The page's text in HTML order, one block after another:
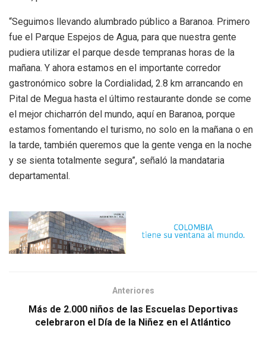
“Seguimos llevando alumbrado público a Baranoa. Primero
fue el Parque Espejos de Agua, para que nuestra gente
pudiera utilizar el parque desde tempranas horas de la
mañana. Y ahora estamos en el importante corredor
gastronómico sobre la Cordialidad, 2.8 km arrancando en
Pital de Megua hasta el último restaurante donde se come
el mejor chicharrón del mundo, aquí en Baranoa, porque
estamos fomentando el turismo, no solo en la mañana o en
la tarde, también queremos que la gente venga en la noche
y se sienta totalmente segura”, señaló la mandataria
departamental.
Anteriores
Más de 2.000 niños de las Escuelas Deportivas
celebraron el Día de la Niñez en el Atlántico